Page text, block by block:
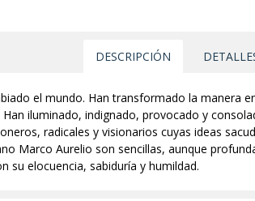
DESCRIPCIÓN
el mundo. Han transformado la manera
iluminado, indignado, provocado y
radicales y visionarios cuyas ideas
Marco Aurelio son sencillas, aunque
su elocuencia, sabiduría y humildad.